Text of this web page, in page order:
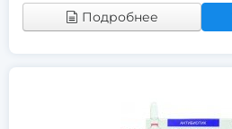
Подробнее